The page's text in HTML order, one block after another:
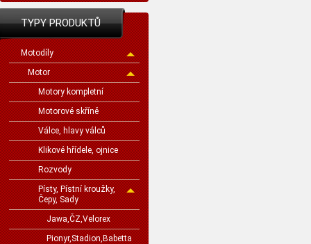
TYPY PRODUKTŮ
Motodíly
Motor
Motory kompletní
Motorové skříně
Válce, hlavy válců
Klikové hřídele, ojnice
Rozvody
Písty, Pístní kroužky,
Čepy, Sady
Jawa,ČZ,Velorex
Pionyr,Stadion,Babetta